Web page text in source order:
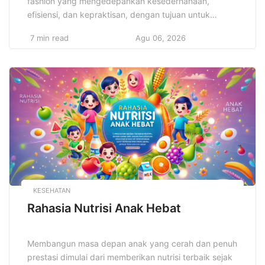
efisiensi, dan kepraktisan, dengan tujuan untuk
harus bergantung pada elemen-elemen berlebihan.
sekadar tren, tetapi juga mencerminkan filosofi hidup
yang mengutamakan kualitas daripada kuantitas,
serta keberlanjutan dalam setiap pilihan yang dibuat.
[…]
7 min read Agu 06, 2026
KESEHATAN
Rahasia Nutrisi Anak Hebat
Membangun masa depan anak yang cerah dan penuh
prestasi dimulai dari memberikan nutrisi terbaik sejak